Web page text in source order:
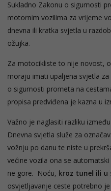
Sukladno Zakonu o sigurnosti
motornim vozilima za vrijeme
dnevna ili kratka svjetla u
ožujka.
Za motocikliste to nije novost,
moraju imati upaljena svjetla
o sigurnosti prometa na
propisa predviđena je kazna u
Važno je naglasiti razliku
Dnevna svjetla služe za
vožnju po danu te niste u
većine vozila ona se
ne gore. Noću, kroz tunel ili u
osvjetljavanje ceste potrebno